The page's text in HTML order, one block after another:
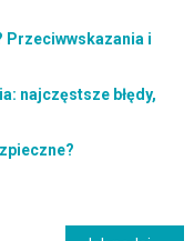
Przeciwwskazania i
najczęstsze błędy,